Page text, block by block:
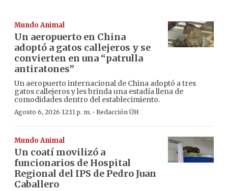
Mundo Animal
Un aeropuerto en China
adoptó a gatos callejeros y se
convierten en una “patrulla
antiratones”
Un aeropuerto internacional de China adoptó a tres
gatos callejeros y les brinda una estadía llena de
comodidades dentro del establecimiento.
Agosto 6, 2026 12:11 p. m. · Redacción ÚH
Mundo Animal
Un coatí movilizó a
funcionarios de Hospital
Regional del IPS de Pedro Juan
Caballero